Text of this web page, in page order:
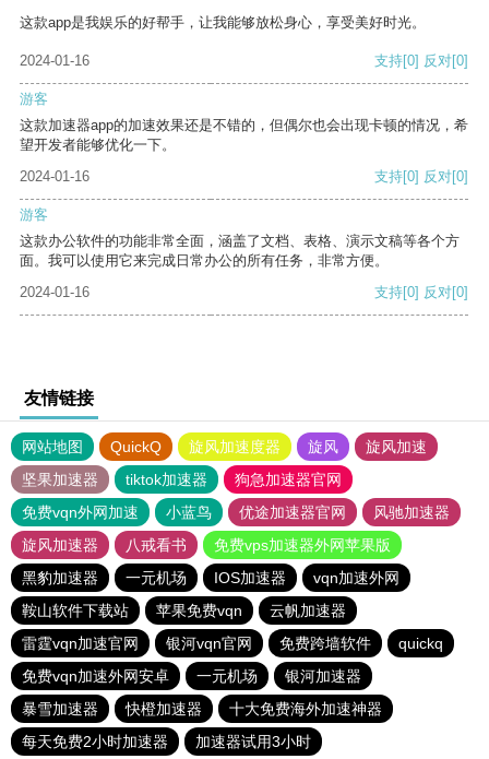
这款app是我娱乐的好帮手，让我能够放松身心，享受美好时光。
2024-01-16 支持[0] 反对[0]
游客
这款加速器app的加速效果还是不错的，但偶尔也会出现卡顿的情况，希
望开发者能够优化一下。
2024-01-16
支持[0] 反对[0]
游客
这款办公软件的功能非常全面，涵盖了文档、表格、演示文稿等各个方
面。我可以使用它来完成日常办公的所有任务，非常方便。
2024-01-16
支持[0] 反对[0]
友情链接
网站地图 QuickQ 旋风加速度器 旋风
旋风加速
坚果加速器
tiktok加速器
狗急加速器官网
免费vqn外网加速
小蓝鸟 优途加速器官网
风驰加速器
旋风加速器
八戒看书
免费vps加速器外网苹果版
黑豹加速器
一元机场 IOS加速器
vqn加速外网
鞍山软件下载站
苹果免费vqn
云帆加速器
雷霆vqn加速官网
银河vqn官网 免费跨墙软件
quickq
免费vqn加速外网安卓
一元机场
银河加速器
暴雪加速器
快橙加速器
十大免费海外加速神器
每天免费2小时加速器
加速器试用3小时